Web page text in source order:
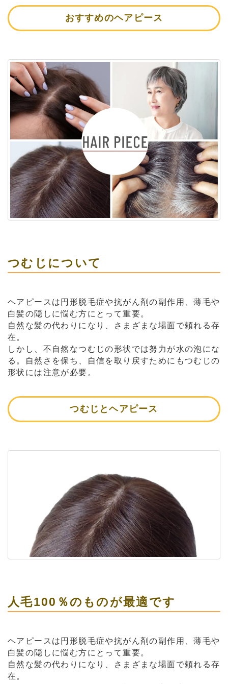
おすすめのヘアピース
つむじについて
ヘアピースは円形脱毛症や抗がん剤の副作用、薄毛や
白髪の隠しに悩む方にとって重要。
自然な髪の代わりになり、さまざまな場面で頼れる存
在。
しかし、不自然なつむじの形状では努力が水の泡にな
る。自然さを保ち、自信を取り戻すためにもつむじの
形状には注意が必要。
つむじとヘアピース
人毛100％のものが最適です
ヘアピースは円形脱毛症や抗がん剤の副作用、薄毛や
白髪の隠しに悩む方にとって重要。
自然な髪の代わりになり、さまざまな場面で頼れる存
在。